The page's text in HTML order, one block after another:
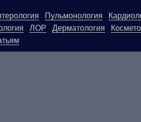
Пульмонология
ЛОР Дерматология